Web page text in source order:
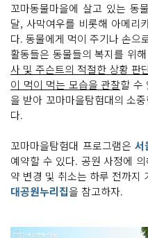
꼬마동물마을에 살고 있는 동
달, 사막여우를 비롯해 아메리
다. 동물에게 먹이 주기나 손으
활동들은 동물들의 복지를 위
사 및 주슨트의 적절한 상황 판
이 먹이 먹는 모습을 관찰할 수
을 받아 꼬마마을탐험대의 소
다.
꼬마마을탐험대 프로그램은 서
예약할 수 있다. 공원 사정에
약 변경 및 취소는 하루 전까지
대공원누리집을 참고하자.